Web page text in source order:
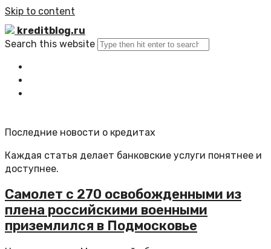
Skip to content
kreditblog.ru
Search this website
Последние новости о кредитах
Каждая статья делает банковские услуги понятнее и
доступнее.
Самолет с 270 освобожденными из
плена российскими военными
приземлился в Подмосковье